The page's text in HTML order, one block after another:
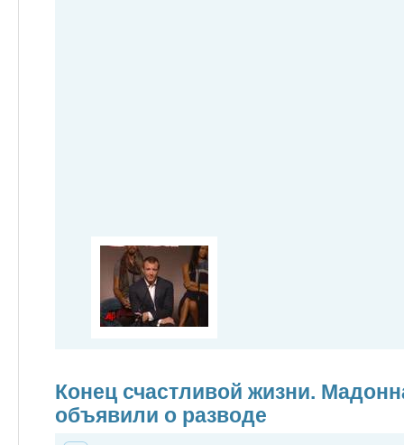
Конец счастливой жизни.
объявили о разводе